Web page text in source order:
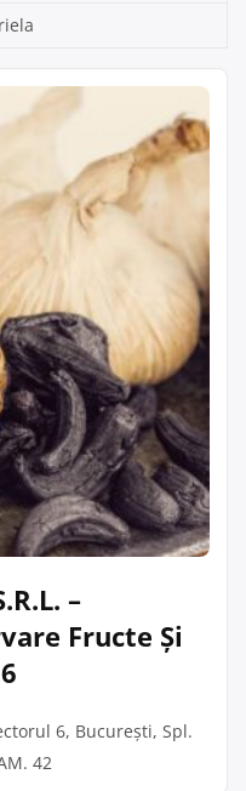
–
Fructe Și
6, București, Spl.
42